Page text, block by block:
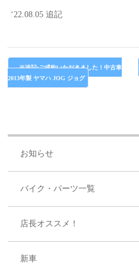
‘22.08.05 追記
←※追記:ご成約いただきました！中古車
2013年製 ヤマハ JOG ジョグ
お知らせ
バイク・パーツ一覧
店長オススメ！
新車